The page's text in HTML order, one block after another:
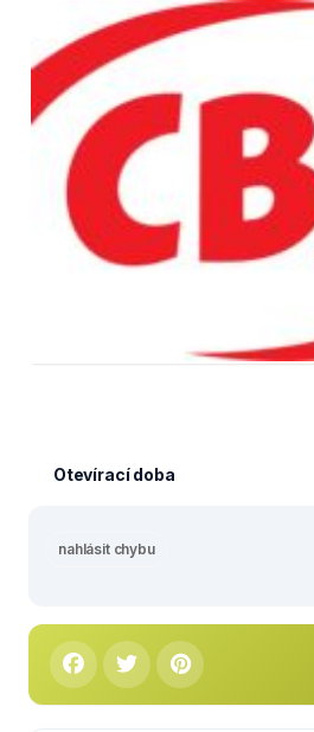
Otevírací doba
nahlásit chybu